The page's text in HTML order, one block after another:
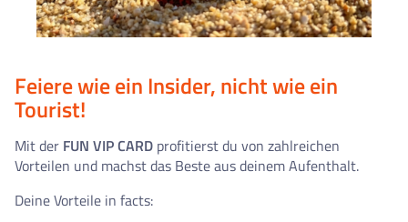
Feiere wie ein Insider, nicht wie ein
Tourist!
Mit der FUN VIP CARD profitierst du von zahlreichen
Vorteilen und machst das Beste aus deinem Aufenthalt.
Deine Vorteile in facts: